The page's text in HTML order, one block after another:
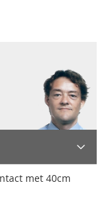
met 40cm